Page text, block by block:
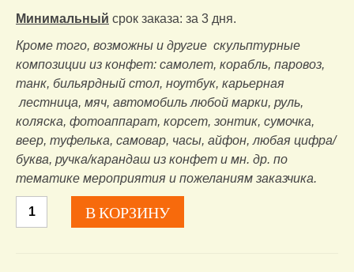
Минимальный срок заказа: за 3 дня.
Кроме того, возможны и другие скульптурные
композиции из конфет: самолет, корабль, паровоз,
танк, бильярдный стол, ноутбук, карьерная
лестница, мяч, автомобиль любой марки, руль,
коляска, фотоаппарат, корсет, зонтик, сумочка,
веер, туфелька, самовар, часы, айфон, любая цифра/
буква, ручка/карандаш из конфет и мн. др. по
тематике мероприятия и пожеланиям заказчика.
Количество
товара
В КОРЗИНУ